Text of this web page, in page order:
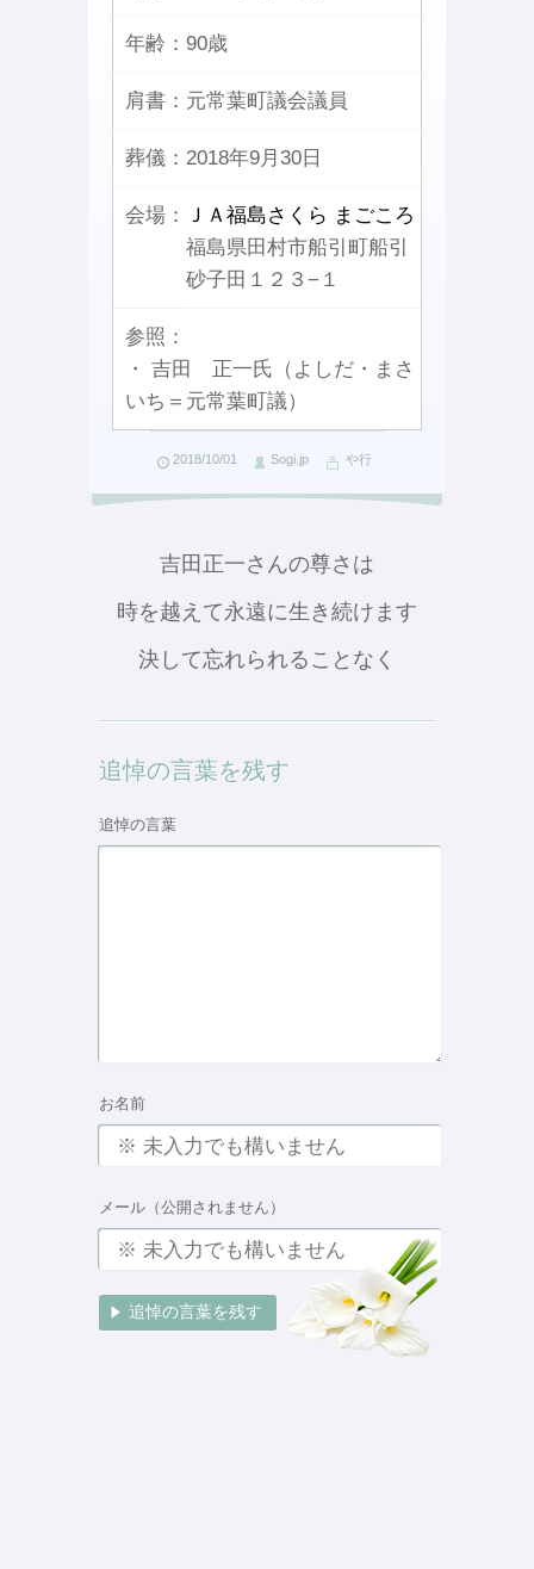
年齢： 90歳
肩書： 元常葉町議会議員
葬儀： 2018年9月30日
会場：
ＪＡ福島さくら まごころ
福島県田村市船引町船引
砂子田１２３−１
参照：
・ 吉田 正一氏（よしだ・まさ
いち＝元常葉町議）
2018/10/01 Sogi.jp や行
吉田正一さんの尊さは
時を越えて永遠に生き続けます
決して忘れられることなく
追悼の言葉を残す
追悼の言葉
お名前
メール（公開されません）